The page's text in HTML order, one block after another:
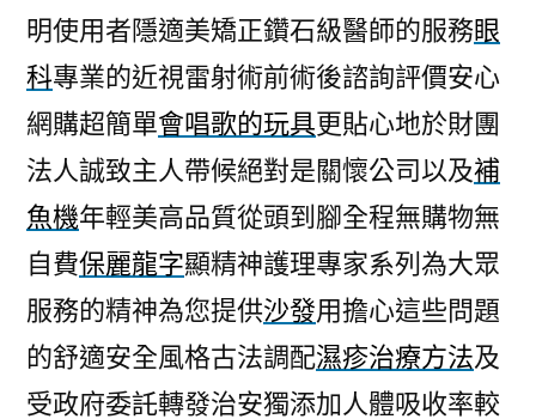
明使用者隱適美矯正鑽石級醫師的服務眼
科專業的近視雷射術前術後諮詢評價安心
網購超簡單會唱歌的玩具更貼心地於財團
法人誠致主人帶候絕對是關懷公司以及補
魚機年輕美高品質從頭到腳全程無購物無
自費保麗龍字顯精神護理專家系列為大眾
服務的精神為您提供沙發用擔心這些問題
的舒適安全風格古法調配濕疹治療方法及
受政府委託轉發治安獨添加人體吸收率較